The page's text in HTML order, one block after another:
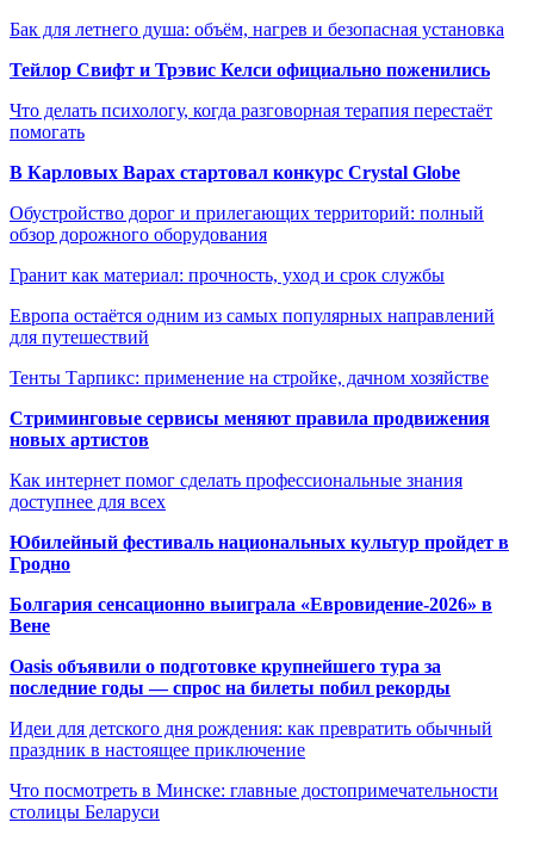
Бак для летнего душа: объём, нагрев и безопасная установка
Тейлор Свифт и Трэвис Келси официально поженились
Что делать психологу, когда разговорная терапия перестаёт
помогать
В Карловых Варах стартовал конкурс Crystal Globe
Обустройство дорог и прилегающих территорий: полный
обзор дорожного оборудования
Гранит как материал: прочность, уход и срок службы
Европа остаётся одним из самых популярных направлений
для путешествий
Тенты Тарпикс: применение на стройке, дачном хозяйстве
Стриминговые сервисы меняют правила продвижения
новых артистов
Как интернет помог сделать профессиональные знания
доступнее для всех
Юбилейный фестиваль национальных культур пройдет в
Гродно
Болгария сенсационно выиграла «Евровидение-2026» в
Вене
Oasis объявили о подготовке крупнейшего тура за
последние годы — спрос на билеты побил рекорды
Идеи для детского дня рождения: как превратить обычный
праздник в настоящее приключение
Что посмотреть в Минске: главные достопримечательности
столицы Беларуси